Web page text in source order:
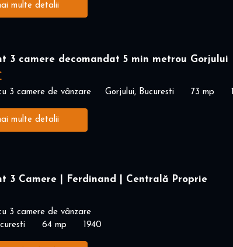
multe detalii
3 camere decomandat 5 min metrou Gorjului
3 camere de vânzare Gorjului, Bucuresti 73 mp
multe detalii
3 Camere | Ferdinand | Centrală Proprie
3 camere de vânzare
64 mp 1940